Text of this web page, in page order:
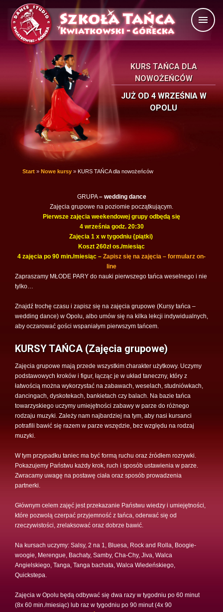
KURS TAŃCA DLA
NOWOŻEŃCÓW
JUŻ OD 4 WRZEŚNIA W
OPOLU
Start » Nowe kursy » KURS TAŃCA dla nowożeńców
GRUPA– wedding dance
Zajęcia grupowe na poziomie początkującym.
Pierwsze zajęcia weekendowej grupy odbędą się
4 września godz. 20:30
Zajęcia 1 x w tygodniu {piątki)
Koszt 260zł os./miesiąc
4 zajęcia po 90 min./miesiąc – Zapisz się na zajęcia – formularz on-
line
Zapraszamy MŁODE PARY do nauki pierwszego tańca weselnego i nie
tylko…
Znajdź trochę czasu i zapisz się na zajęcia grupowe (Kursy tańca –
wedding dance) w Opolu, albo umów się na kilka lekcji indywidualnych,
aby oczarować gości wspaniałym pierwszym tańcem.
KURSY TAŃCA (Zajęcia grupowe)
Zajęcia grupowe mają przede wszystkim charakter użytkowy. Uczymy
podstawowych kroków i figur, łącząc je w układ taneczny, który z
łatwością można wykorzystać na zabawach, weselach, studniówkach,
dancingach, dyskotekach, bankietach czy balach. Na bazie tańca
towarzyskiego uczymy umiejętności zabawy w parze do różnego
rodzaju muzyki. Zależy nam najbardziej na tym, aby nasi kursanci
potrafili bawić się razem w parze wszędzie, bez względu na rodzaj
muzyki.
W tym przypadku taniec ma być formą ruchu oraz źródłem rozrywki.
Pokazujemy Państwu każdy krok, ruch i sposób ustawienia w parze.
Zwracamy uwagę na postawę ciała oraz sposób prowadzenia
partnerki.
Głównym celem zajęć jest przekazanie Państwu wiedzy i umiejętności,
które pozwolą czerpać przyjemność z tańca, oderwać się od
rzeczywistości, zrelaksować oraz dobrze bawić.
Na kursach uczymy: Salsy, 2 na 1, Bluesa, Rock and Rolla, Boogie-
woogie, Merengue, Bachaty, Samby, Cha-Chy, Jiva, Walca
Angielskiego, Tanga, Tanga bachata, Walca Wiedeńskiego,
Quickstepa.
Zajęcia w Opolu będą odbywać się dwa razy w tygodniu po 60 minut
(8x 60 min./miesiąc) lub raz w tygodniu po 90 minut (4x 90